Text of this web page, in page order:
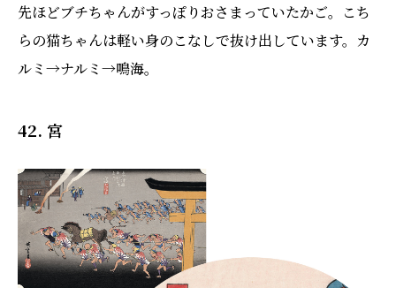
先ほどブチちゃんがすっぽりおさまっていたかご。こち
らの猫ちゃんは軽い身のこなしで抜け出しています。カ
ルミ→ナルミ→鳴海。
42. 宮